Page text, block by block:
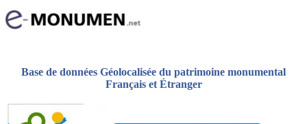
Base de données Géolocalisée du patrimoine monumental
Français et Étranger